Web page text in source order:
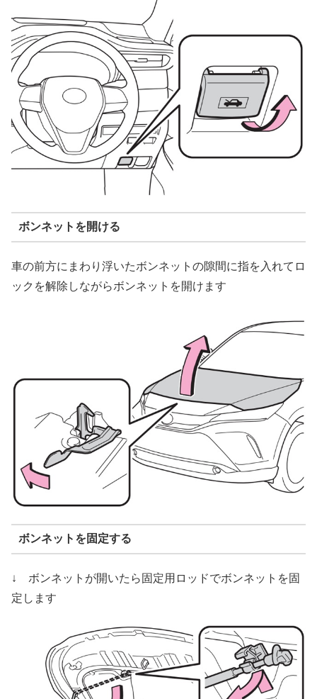
ボンネットを開ける
車の前方にまわり浮いたボンネットの隙間に指を入れてロ
ックを解除しながらボンネットを開けます
ボンネットを固定する
↓ ボンネットが開いたら固定用ロッドでボンネットを固
定します